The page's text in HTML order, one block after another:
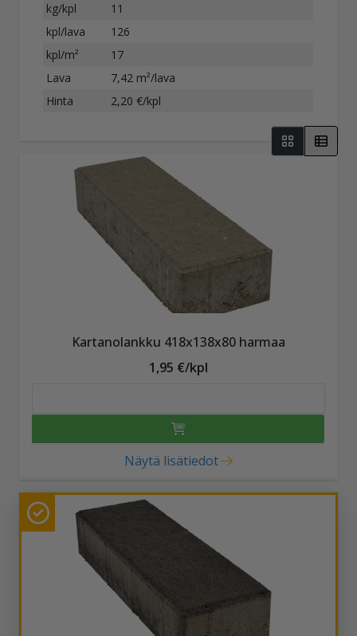
kg/kpl
11
kpl/lava
126
kpl/m²
17
Lava
7,42 m²/lava
Hinta
2,20 €/kpl
Kartanolankku 418x138x80 harmaa
1,95 €/kpl
Näytä lisätiedot